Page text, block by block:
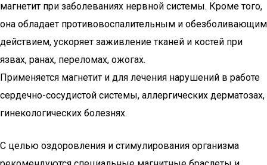
магнетит при заболеваниях нервной системы. Кроме того,
она обладает противовоспалительным и обезболивающим
действием, ускоряет заживление тканей и костей при
язвах, ранах, переломах, ожогах.
Применяется магнетит и для лечения нарушений в работе
сердечно-сосудистой системы, аллергических дерматозах,
гинекологических болезнях.
С целью оздоровления и стимулирования организма